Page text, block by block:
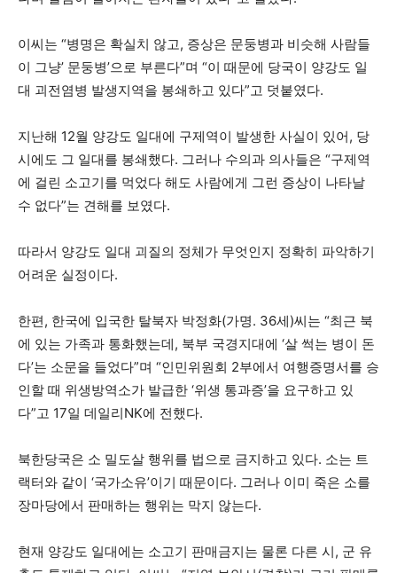
이씨는 “병명은 확실치 않고, 증상은 문둥병과 비슷해 사람들
이 그냥’ 문둥병’으로 부른다”며 “이 때문에 당국이 양강도 일
대 괴전염병 발생지역을 봉쇄하고 있다”고 덧붙였다.
지난해 12월 양강도 일대에 구제역이 발생한 사실이 있어, 당
시에도 그 일대를 봉쇄했다. 그러나 수의과 의사들은 “구제역
에 걸린 소고기를 먹었다 해도 사람에게 그런 증상이 나타날
수 없다”는 견해를 보였다.
따라서 양강도 일대 괴질의 정체가 무엇인지 정확히 파악하기
어려운 실정이다.
한편, 한국에 입국한 탈북자 박정화(가명. 36세)씨는 “최근 북
에 있는 가족과 통화했는데, 북부 국경지대에 ‘살 썩는 병이 돈
다’는 소문을 들었다”며 “인민위원회 2부에서 여행증명서를 승
인할 때 위생방역소가 발급한 ‘위생 통과증’을 요구하고 있
다”고 17일 데일리NK에 전했다.
북한당국은 소 밀도살 행위를 법으로 금지하고 있다. 소는 트
랙터와 같이 ‘국가소유’이기 때문이다. 그러나 이미 죽은 소를
장마당에서 판매하는 행위는 막지 않는다.
현재 양강도 일대에는 소고기 판매금지는 물론 다른 시, 군 유